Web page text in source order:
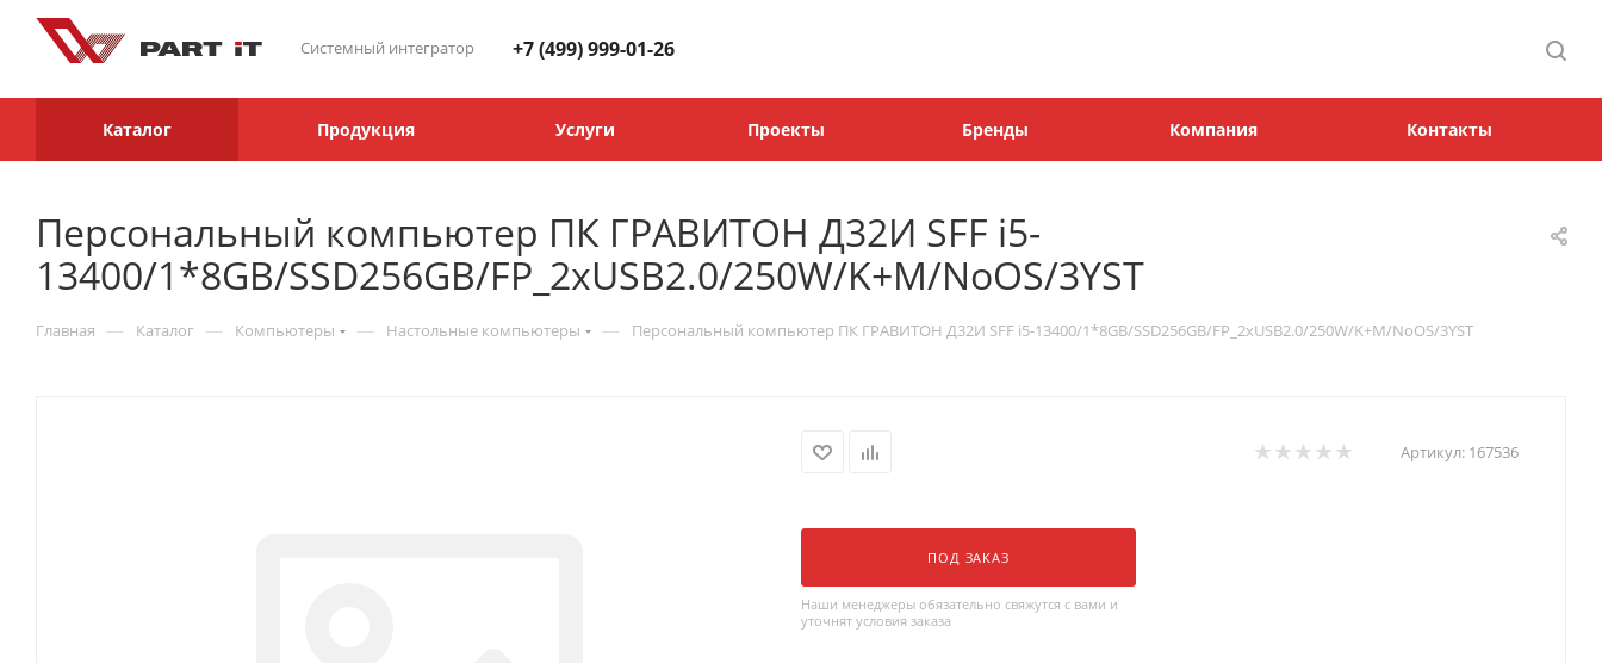
Системный интегратор +7 (499) 999-01-26
Каталог Продукция Услуги Проекты Бренды Компания Контакты
Персональный компьютер ПК ГРАВИТОН Д32И SFF i5-
13400/1*8GB/SSD256GB/FP_2xUSB2.0/250W/K+M/NoOS/3YST
Главная — Каталог — Компьютеры — Настольные компьютеры — Персональный компьютер ПК ГРАВИТОН Д32И SFF i5-13400/1*8GB/SSD256GB/FP_2xUSB2.0/250W/K+M/NoOS/3YST
Артикул: 167536
ПОД ЗАКАЗ
Наши менеджеры обязательно свяжутся с вами и
уточнят условия заказа